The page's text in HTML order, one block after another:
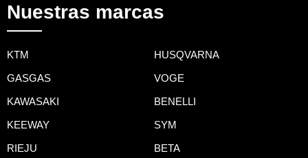
Nuestras marcas
KTM HUSQVARNA
GASGAS VOGE
KAWASAKI BENELLI
KEEWAY SYM
RIEJU BETA